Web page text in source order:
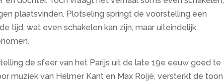
plaatsvinden. Plotseling springt de voorstelling een
tijd, wat even schakelen kan zijn, maar uiteindelijk
de sfeer van het Parijs uit de late 19e eeuw goed te
muziek van Helmer Kant en Max Roijé, versterkt de toon